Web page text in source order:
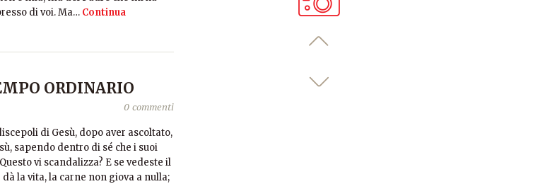
di voi. Ma… Continua
ORDINARIO
0 commenti
di Gesù, dopo aver ascoltato,
sapendo dentro di sé che i suoi
vi scandalizza? E se vedeste il
la vita, la carne non giova a nulla;